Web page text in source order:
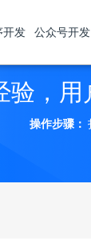
开发 公众号开发
验，
操作步骤：